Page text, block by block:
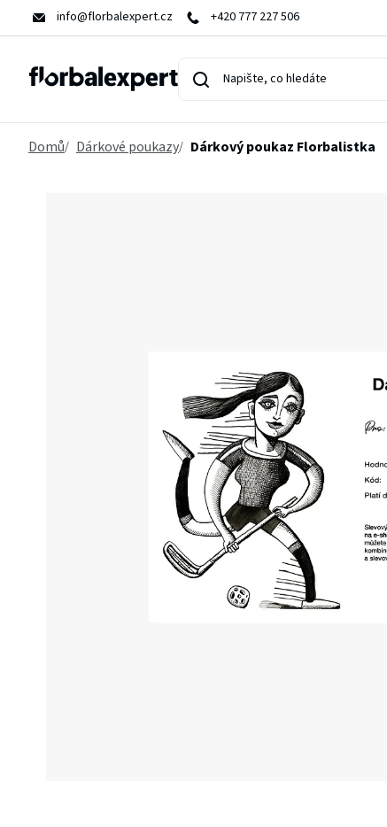
Přejít
na
+420 777 227 506
info@florbalexpert.cz
Domů Dárkové poukazy Dárkový poukaz Florbalistka